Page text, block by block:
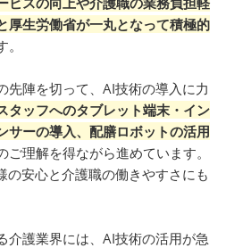
厚生労働省が一丸となって積極的
先陣を切って、AI技術の導入に力
タッフへのタブレット端末・イン
サーの導入、配膳ロボットの活用
理解を得ながら進めています。
の安心と介護職の働きやすさにも
介護業界には、AI技術の活用が急